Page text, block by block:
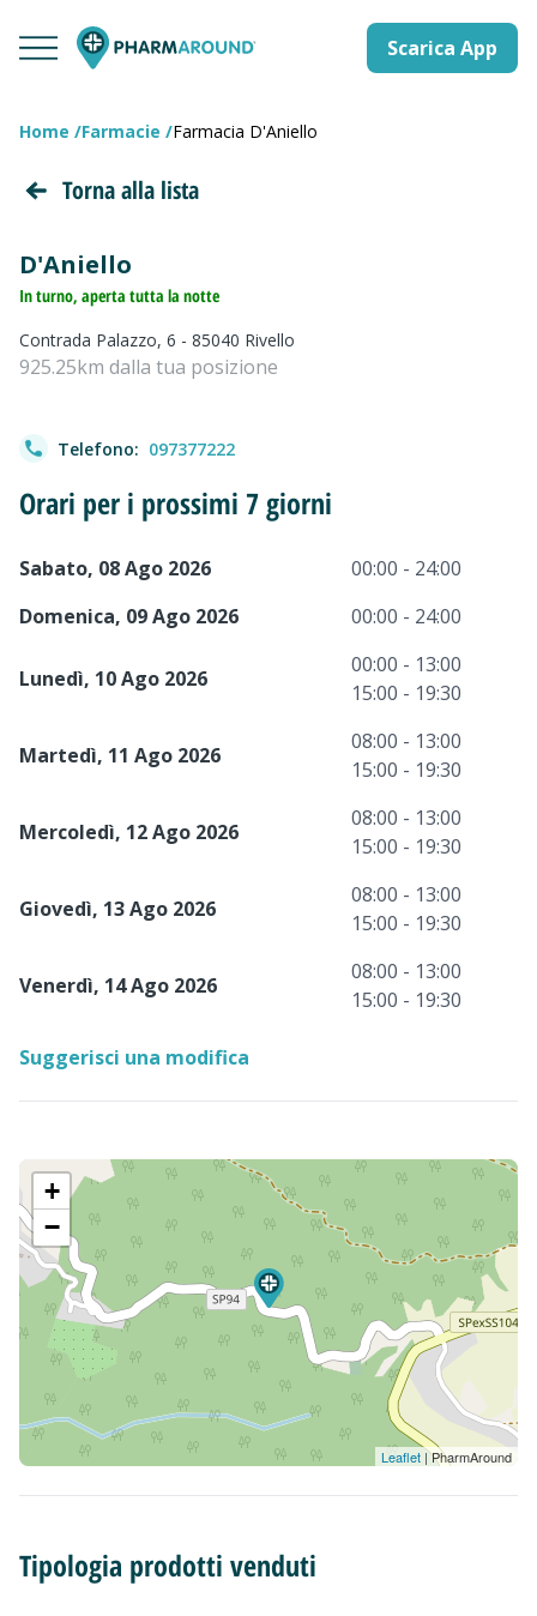
Scarica App
Home Farmacie Farmacia D'Aniello
Torna alla lista
D'Aniello
In turno, aperta tutta la notte
Contrada Palazzo, 6 - 85040 Rivello
925.25km dalla tua posizione
Telefono: 097377222
Orari per i prossimi 7 giorni
Sabato, 08 Ago 2026
00:00 - 24:00
Domenica, 09 Ago 2026
00:00 - 24:00
Lunedì, 10 Ago 2026
00:00 - 13:00
15:00 - 19:30
Martedì, 11 Ago 2026
08:00 - 13:00
15:00 - 19:30
Mercoledì, 12 Ago 2026
08:00 - 13:00
15:00 - 19:30
Giovedì, 13 Ago 2026
08:00 - 13:00
15:00 - 19:30
Venerdì, 14 Ago 2026
08:00 - 13:00
15:00 - 19:30
Suggerisci una modifica
+
−
Leaflet | PharmAround
Tipologia prodotti venduti